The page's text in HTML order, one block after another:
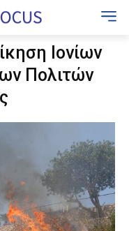
Ιονίων
Πολιτών